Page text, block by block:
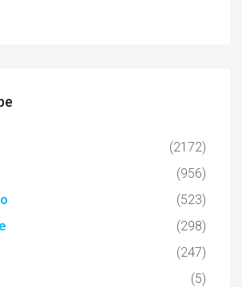
(2172)
(956)
(523)
(298)
(247)
(5)